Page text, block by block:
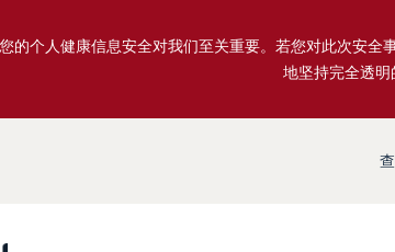
的个人健康信息安全对我们至关重要。若您对此次安全
地坚持完全透明